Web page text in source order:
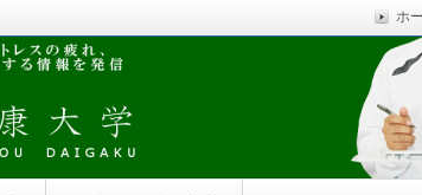
ホ
い！家事や仕事のストレスに疲れ、体調不良に悩
る方法を紹介します。